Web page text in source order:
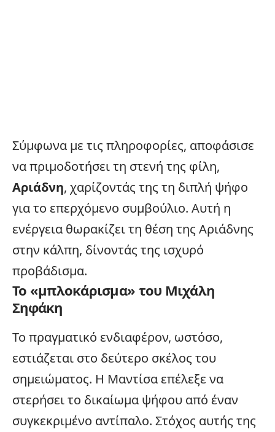
Σύμφωνα με τις πληροφορίες, αποφάσισε
να πριμοδοτήσει τη στενή της φίλη,
Αριάδνη, χαρίζοντάς της τη διπλή ψήφο
για το επερχόμενο συμβούλιο. Αυτή η
ενέργεια θωρακίζει τη θέση της Αριάδνης
στην κάλπη, δίνοντάς της ισχυρό
προβάδισμα.
Το «μπλοκάρισμα» του Μιχάλη
Σηφάκη
Το πραγματικό ενδιαφέρον, ωστόσο,
εστιάζεται στο δεύτερο σκέλος του
σημειώματος. Η Μαντίσα επέλεξε να
στερήσει το δικαίωμα ψήφου από έναν
συγκεκριμένο αντίπαλο. Στόχος αυτής της